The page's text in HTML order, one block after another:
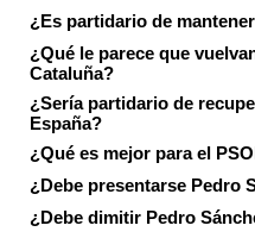
¿Es partidario de
¿Qué le parece que
Cataluña?
¿Sería partidario de
España?
¿Qué es mejor para el
¿Debe presentarse Pedro
¿Debe dimitir Pedro